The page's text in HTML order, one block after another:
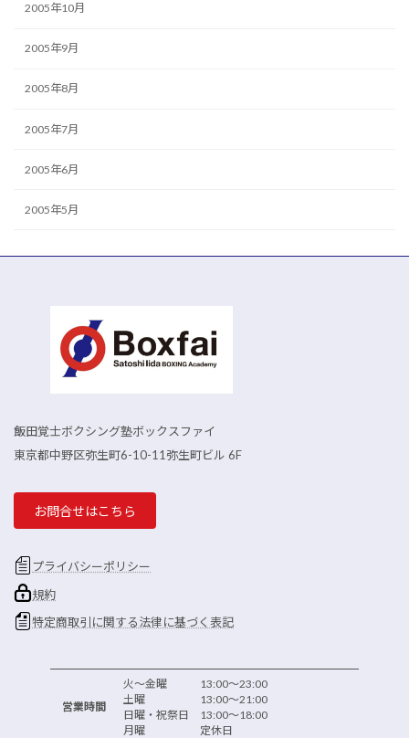
2005年10月
2005年9月
2005年8月
2005年7月
2005年6月
2005年5月
飯田覚士ボクシング塾ボックスファイ
東京都中野区弥生町6-10-11弥生町ビル 6F
お問合せはこちら
プライバシーポリシー
規約
特定商取引に関する法律に基づく表記
営業時間
火～金曜 13:00～23:00
土曜 13:00～21:00
日曜・祝祭日 13:00～18:00
月曜 定休日